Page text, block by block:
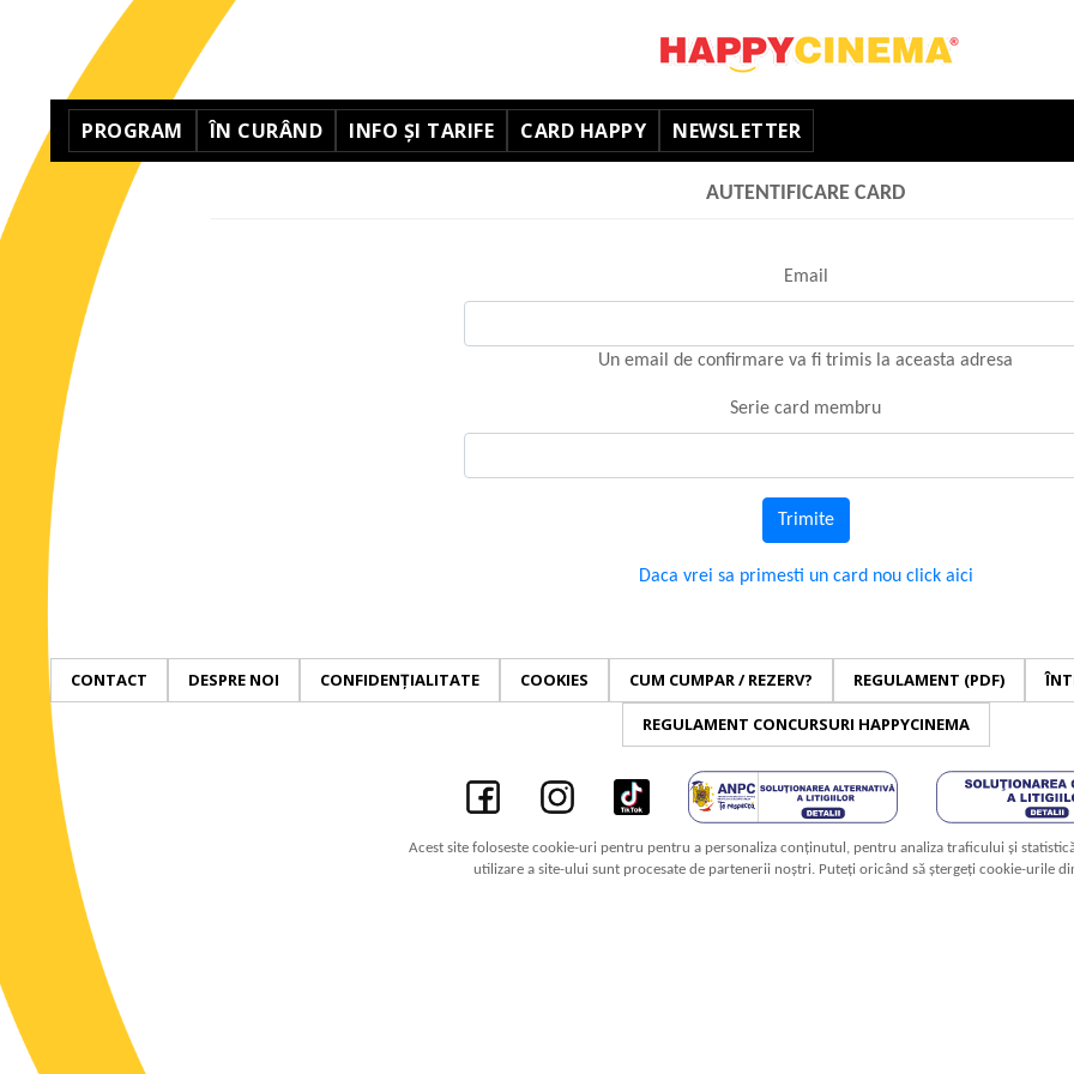
PROGRAM ÎN CURÂND INFO ȘI TARIFE CARD HAPPY NEWSLETTER
AUTENTIFICARE CARD
Email
Un email de confirmare va fi trimis la aceasta adresa
Serie card membru
Trimite
Daca vrei sa primesti un card nou click aici
CONTACT DESPRE NOI CONFIDENȚIALITATE COOKIES CUM CUMPAR / REZERV? REGULAMENT (PDF)
REGULAMENT CONCURSURI HAPPYCINEMA
Acest site foloseste cookie-uri pentru pentru a personaliza conținutul, pentru analiza traficului și
utilizare a site-ului sunt procesate de partenerii noștri. Puteți oricând să ștergeți cookie-urile